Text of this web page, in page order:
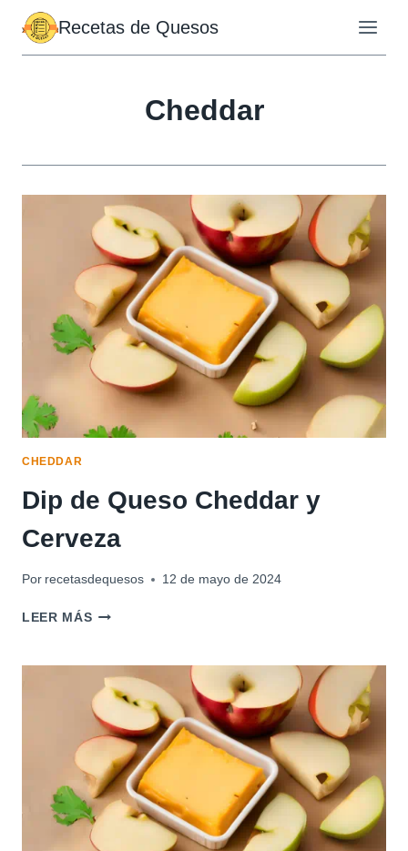
Saltar
contenido
Recetas de Quesos
Cheddar
CHEDDAR
Dip de Queso Cheddar y
Cerveza
Por recetasdequesos 12 de mayo de 2024
LEER MÁSDIP
Y
CERVEZA